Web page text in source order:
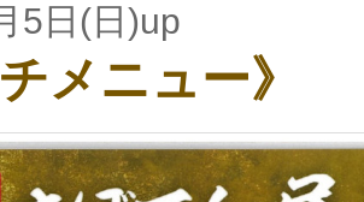
5日(日)up
メニュー》